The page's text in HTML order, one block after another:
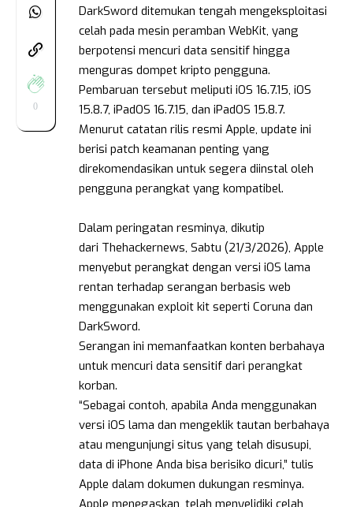
0
DarkSword ditemukan tengah mengeksploitasi
celah pada mesin peramban WebKit, yang
berpotensi mencuri data sensitif hingga
menguras dompet kripto pengguna.
Pembaruan tersebut meliputi iOS 16.7.15, iOS
15.8.7, iPadOS 16.7.15, dan iPadOS 15.8.7.
Menurut catatan rilis resmi Apple, update ini
berisi patch keamanan penting yang
direkomendasikan untuk segera diinstal oleh
pengguna perangkat yang kompatibel.
Dalam peringatan resminya, dikutip
dari Thehackernews, Sabtu (21/3/2026), Apple
menyebut perangkat dengan versi iOS lama
rentan terhadap serangan berbasis web
menggunakan exploit kit seperti Coruna dan
DarkSword.
Serangan ini memanfaatkan konten berbahaya
untuk mencuri data sensitif dari perangkat
korban.
“Sebagai contoh, apabila Anda menggunakan
versi iOS lama dan mengeklik tautan berbahaya
atau mengunjungi situs yang telah disusupi,
data di iPhone Anda bisa berisiko dicuri,” tulis
Apple dalam dokumen dukungan resminya.
Apple menegaskan, telah menyelidiki celah